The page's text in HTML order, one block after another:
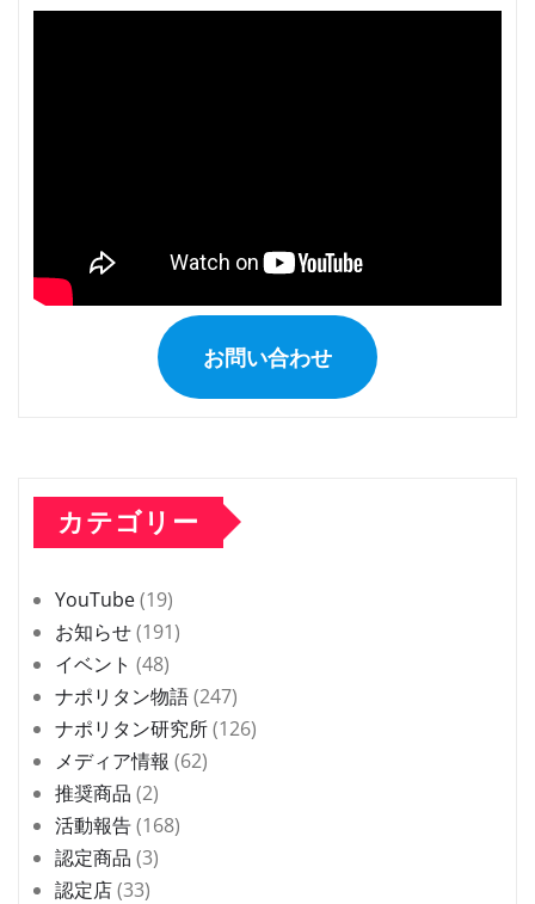
お問い合わせ
カテゴリー
YouTube(19)
お知らせ(191)
イベント (48)
ナポリタン物語(247)
ナポリタン研究所(126)
メディア情報 (62)
推奨商品 (2)
活動報告(168)
認定商品 (3)
認定店(33)